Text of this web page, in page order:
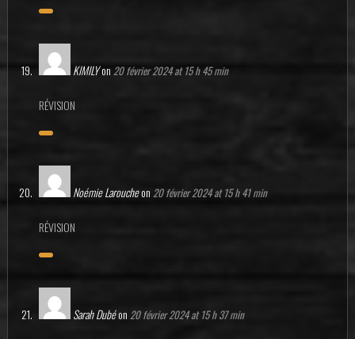
KIMILYon 20 février 2024 at 15 h 45 min
RÉVISION
Noémie Laroucheon 20 février 2024 at 15 h 41 min
RÉVISION
Sarah Dubéon 20 février 2024 at 15 h 37 min